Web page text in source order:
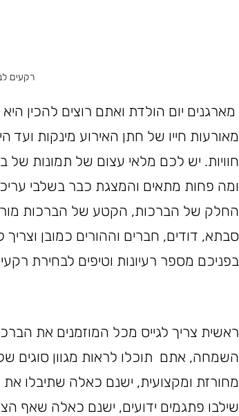
רקעים
מארגנים יום הולדת ואתם רוצים
מאורעות חייו של חתן האירוע מינקות
חוויות. יש לכם מלאי עצום של תמונות
ומה פחות מתאים והמצגת כבר בשלבי
החלק של הברכות, הקטע של הברכות
סבתא, דודים, חברים וההורים כמובן
בפניכם מספר רעיונות וטיפים לבחירת
ראשית צריך לגייס מכל המוזמנים את
השמחה, אתם  תוכלו לראות מגוון סוגים
מחורזת ומקצועית, ישנם כאלה שתיבלו
שילבו פתגמים ידועים, ישנם כאלה שאף